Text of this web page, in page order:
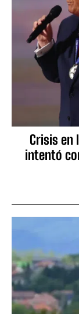
Crisis en
intentó